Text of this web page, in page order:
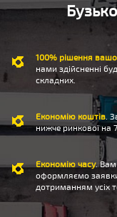
100% рішення
нами здійсненні
складних.
Економію коштів .
нижче ринкової на
Економію часу. Вам
оформляємо
дотриманням усіх